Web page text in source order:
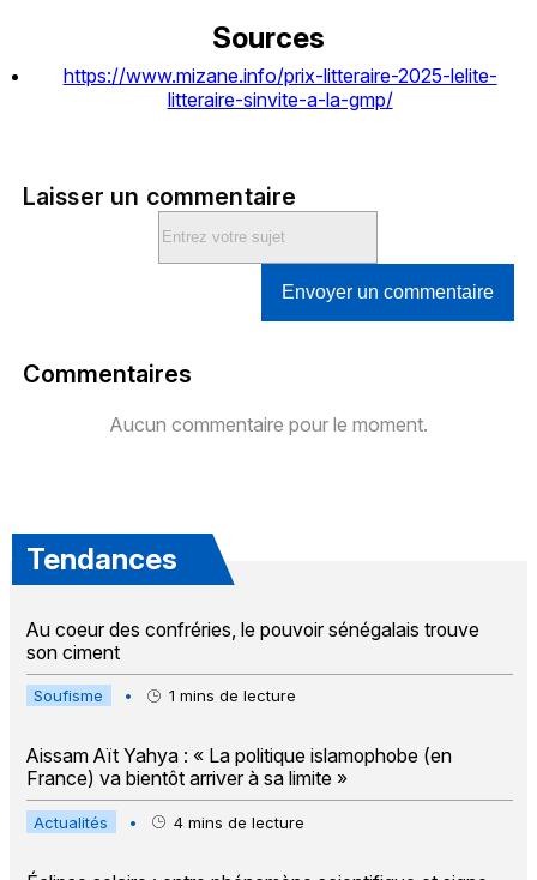
Sources
https://www.mizane.info/prix-litteraire-2025-lelite-
litteraire-sinvite-a-la-gmp/
Laisser un commentaire
Envoyer un commentaire
Commentaires
Aucun commentaire pour le moment.
Tendances
Au coeur des confréries, le pouvoir sénégalais trouve
son ciment
Soufisme • 1 mins de lecture
Aissam Aït Yahya : « La politique islamophobe (en
France) va bientôt arriver à sa limite »
Actualités • 4 mins de lecture